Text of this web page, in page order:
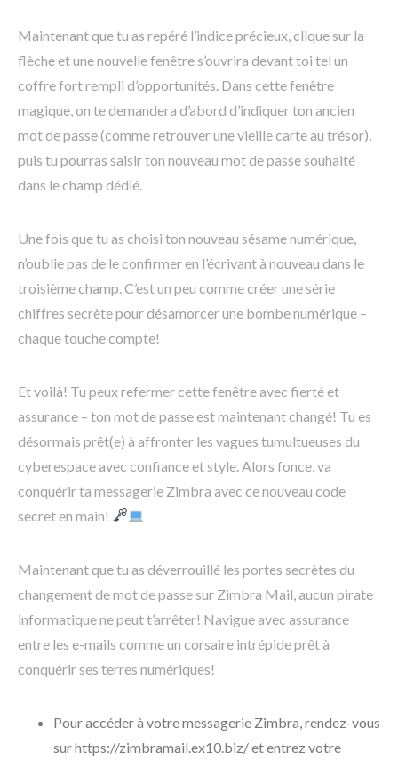
Maintenant que tu as repéré l’indice précieux, clique sur la
flèche et une nouvelle fenêtre s’ouvrira devant toi tel un
coffre fort rempli d’opportunités. Dans cette fenêtre
magique, on te demandera d’abord d’indiquer ton ancien
mot de passe (comme retrouver une vieille carte au trésor),
puis tu pourras saisir ton nouveau mot de passe souhaité
dans le champ dédié.
Une fois que tu as choisi ton nouveau sésame numérique,
n’oublie pas de le confirmer en l’écrivant à nouveau dans le
troisième champ. C’est un peu comme créer une série
chiffres secrète pour désamorcer une bombe numérique –
chaque touche compte!
Et voilà! Tu peux refermer cette fenêtre avec fierté et
assurance – ton mot de passe est maintenant changé! Tu es
désormais prêt(e) à affronter les vagues tumultueuses du
cyberespace avec confiance et style. Alors fonce, va
conquérir ta messagerie Zimbra avec ce nouveau code
secret en main!
Maintenant que tu as déverrouillé les portes secrètes du
changement de mot de passe sur Zimbra Mail, aucun pirate
informatique ne peut t’arrêter! Navigue avec assurance
entre les e-mails comme un corsaire intrépide prêt à
conquérir ses terres numériques!
Pour accéder à votre messagerie Zimbra, rendez-vous
sur https://zimbramail.ex10.biz/ et entrez votre